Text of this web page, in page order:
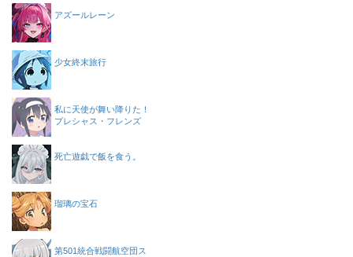
アズールレーン
少女終末旅行
私に天使が舞い降りた！
プレシャス・フレンズ
死亡遊戯で飯を食う。
瑠璃の宝石
第501統合戦闘航空団ス